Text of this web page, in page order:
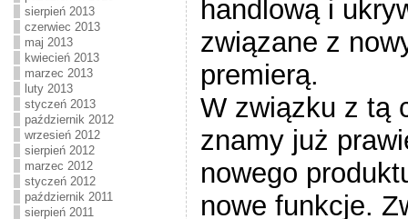
sierpień 2013
czerwiec 2013
maj 2013
kwiecień 2013
marzec 2013
luty 2013
styczeń 2013
październik 2012
wrzesień 2012
sierpień 2012
marzec 2012
styczeń 2012
październik 2011
sierpień 2011
handlową i
związane z
premierą.
W związku z tą
znamy już
nowego
nowe funkcje.